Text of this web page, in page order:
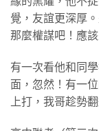
覺，友誼更深厚
那麼權謀吧！應
有一次看他和同
面，忽然！有一
上打，我哥趁勢